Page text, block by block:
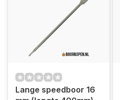
Lange speedboor 16